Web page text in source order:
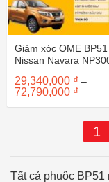
Giảm xóc OME
Nissan Navara
29,340,000 ₫ –
72,790,000 ₫
từ
1
Tất cả phuộc BP51